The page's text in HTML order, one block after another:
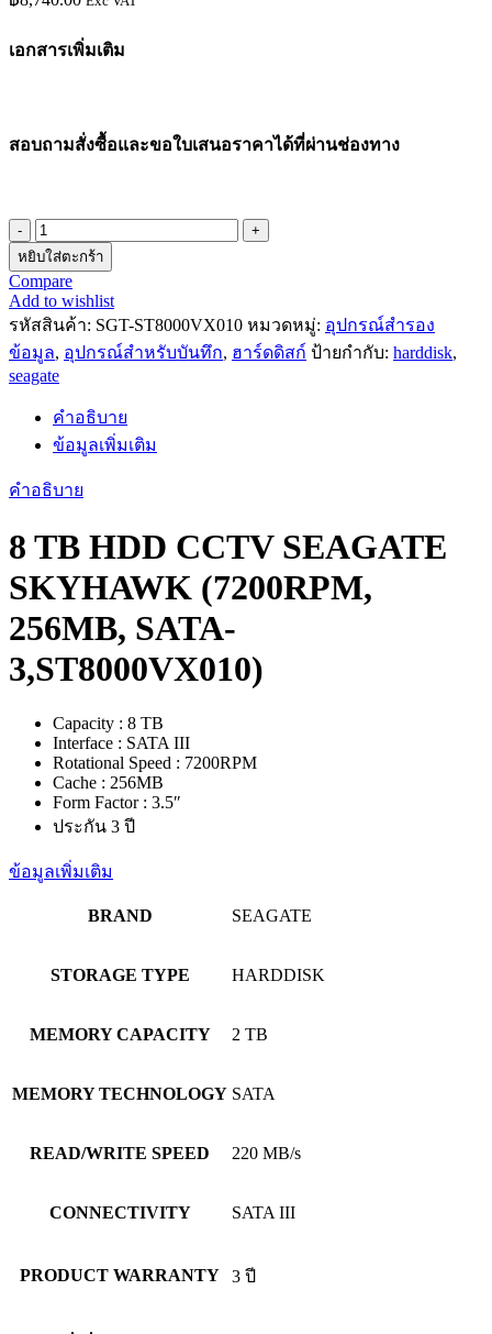
เอกสารเพิ่มเติม
สอบถามสั่งซื้อและขอใบเสนอราคาได้ที่ผ่านช่องทาง
จำนวน
ฮาร์ดดิสก์
Harddisk
3.5"
ยี่ห้อ
SEAGATE
รุ่น
SKHK
8TB
SATA
ประกัน
3
ชิ้น
หยิบใส่ตะกร้า
Compare
Add to wishlist
รหัสสินค้า: SGT-ST8000VX010 หมวดหมู่: อุปกรณ์สำรอง
ข้อมูล, อุปกรณ์สำหรับบันทึก, ฮาร์ดดิสก์ ป้ายกำกับ: harddisk,
seagate
คำอธิบาย
ข้อมูลเพิ่มเติม
คำอธิบาย
8 TB HDD CCTV SEAGATE
SKYHAWK (7200RPM,
256MB, SATA-
3,ST8000VX010)
Capacity : 8 TB
Interface : SATA III
Rotational Speed : 7200RPM
Cache : 256MB
Form Factor : 3.5″
ประกัน 3 ปี
ข้อมูลเพิ่มเติม
BRAND SEAGATE
STORAGE TYPE HARDDISK
MEMORY CAPACITY 2 TB
MEMORY TECHNOLOGY SATA
READ/WRITE SPEED 220 MB/s
CONNECTIVITY SATA III
PRODUCT WARRANTY 3 ปี